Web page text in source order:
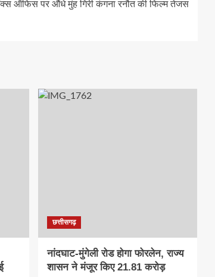
ऑफिस पर औंधे मुंह गिरी कंगना रनौत की फिल्म तेजस
छत्तीसगढ़
नांदघाट-मुंगेली रोड होगा फोरलेन, राज्य
शासन ने मंजूर किए 21.81 करोड़